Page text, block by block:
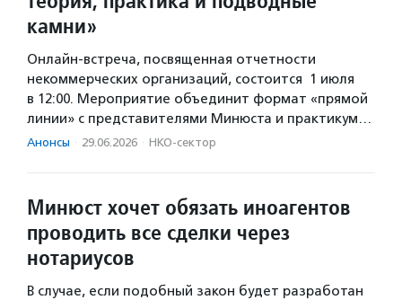
камни»
Онлайн-встреча, посвященная отчетности
некоммерческих организаций, состоится 1 июля
в 12:00. Мероприятие объединит формат «прямой
линии» с представителями Минюста и практикум…
Анонсы · 29.06.2026 · НКО-сектор
Минюст хочет обязать иноагентов
проводить все сделки через
нотариусов
В случае, если подобный закон будет разработан